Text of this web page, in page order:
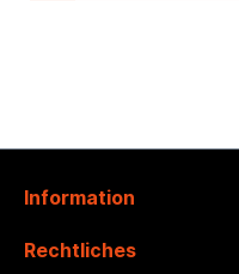
Information
Rechtliches